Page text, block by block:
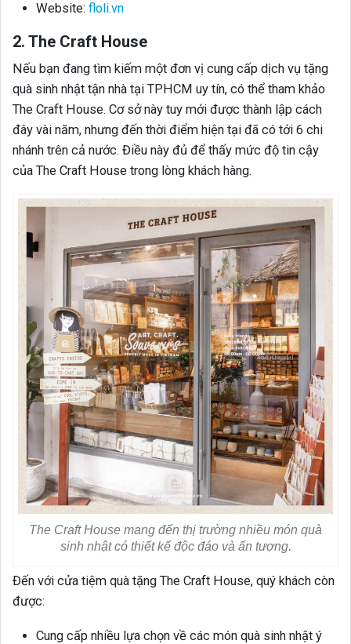
Website: floli.vn
2. The Craft House
Nếu bạn đang tìm kiếm một đơn vị cung cấp dịch vụ tặng
quà sinh nhật tận nhà tại TPHCM uy tín, có thể tham khảo
The Craft House. Cơ sở này tuy mới được thành lập cách
đây vài năm, nhưng đến thời điểm hiện tại đã có tới 6 chi
nhánh trên cả nước. Điều này đủ để thấy mức độ tin cậy
của The Craft House trong lòng khách hàng.
The Craft House mang đến thị trường nhiều món quà
sinh nhật có thiết kế độc đáo và ấn tượng.
Đến với cửa tiệm quà tặng The Craft House, quý khách còn
được:
Cung cấp nhiều lựa chọn về các món quà sinh nhật ý